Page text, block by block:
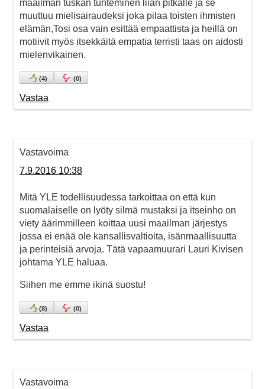
maailman tuskan tunteminen liian pitkälle ja se
muuttuu mielisairaudeksi joka pilaa toisten ihmisten
elämän,Tosi osa vain esittää empaattista ja heillä on
motiivit myös itsekkäitä empatia terristi taas on aidosti
mielenvikainen.
(4) (0)
Vastaa
Vastavoima
7.9.2016 10:38
Mitä YLE todellisuudessa tarkoittaa on että kun
suomalaiselle on lyöty silmä mustaksi ja itseinho on
viety äärimmilleen koittaa uusi maailman järjestys
jossa ei enää ole kansallisvaltioita, isänmaallisuutta
ja perinteisiä arvoja. Tätä vapaamuurari Lauri Kivisen
johtama YLE haluaa.
Siihen me emme ikinä suostu!
(8) (0)
Vastaa
Vastavoima